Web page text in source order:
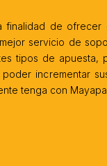
de ofrecer
servicio de
tipos de
incrementar
tenga con